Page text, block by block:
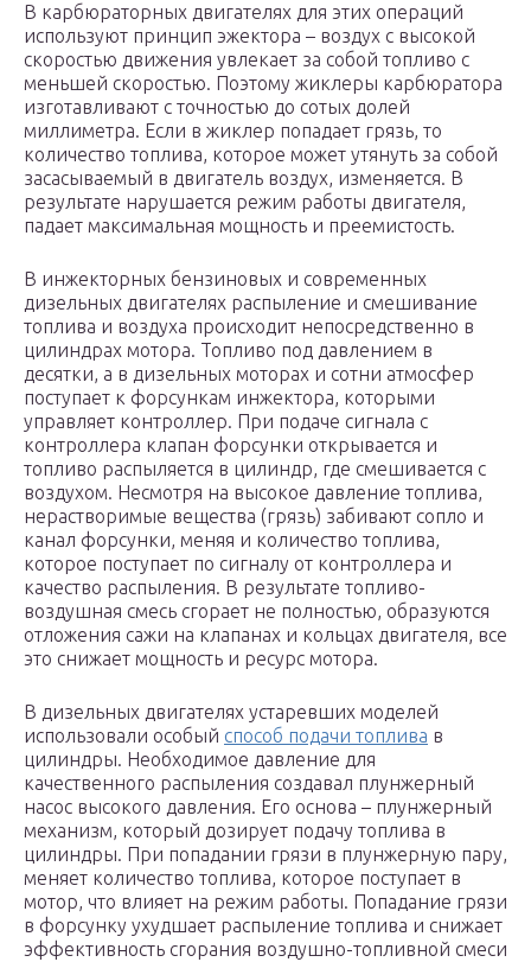
В карбюраторных двигателях для этих операций
используют принцип эжектора – воздух с высокой
скоростью движения увлекает за собой топливо с
меньшей скоростью. Поэтому жиклеры карбюратора
изготавливают с точностью до сотых долей
миллиметра. Если в жиклер попадает грязь, то
количество топлива, которое может утянуть за собой
засасываемый в двигатель воздух, изменяется. В
результате нарушается режим работы двигателя,
падает максимальная мощность и преемистость.
В инжекторных бензиновых и современных
дизельных двигателях распыление и смешивание
топлива и воздуха происходит непосредственно в
цилиндрах мотора. Топливо под давлением в
десятки, а в дизельных моторах и сотни атмосфер
поступает к форсункам инжектора, которыми
управляет контроллер. При подаче сигнала с
контроллера клапан форсунки открывается и
топливо распыляется в цилиндр, где смешивается с
воздухом. Несмотря на высокое давление топлива,
нерастворимые вещества (грязь) забивают сопло и
канал форсунки, меняя и количество топлива,
которое поступает по сигналу от контроллера и
качество распыления. В результате топливо-
воздушная смесь сгорает не полностью, образуются
отложения сажи на клапанах и кольцах двигателя, все
это снижает мощность и ресурс мотора.
В дизельных двигателях устаревших моделей
использовали особый способ подачи топлива в
цилиндры. Необходимое давление для
качественного распыления создавал плунжерный
насос высокого давления. Его основа – плунжерный
механизм, который дозирует подачу топлива в
цилиндры. При попадании грязи в плунжерную пару,
меняет количество топлива, которое поступает в
мотор, что влияет на режим работы. Попадание грязи
в форсунку ухудшает распыление топлива и снижает
эффективность сгорания воздушно-топливной смеси